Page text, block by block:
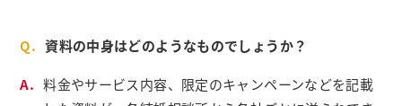
資料の中身はどのようなものでしょうか？
料金やサービス内容、限定のキャンペーンなどを記載